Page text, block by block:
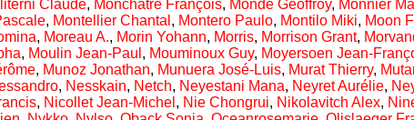
Claude, Monchâtre François, Monde Geoffroy, Monnier
, Montellier Chantal , Montero Paulo, Montilo Miki, Moon
, Moreau A., Morin Yohann, Morris, Morrison Grant,
, Moulin Jean-Paul , Mouminoux Guy, Moyersoen Jean-
, Munoz Jonathan, Munuera José-Luis, Murat Thierry,
, Nesskain, Netch, Neyestani Mana, Neyret Aurélie,
, Nicollet Jean-Michel , Nie Chongrui, Nikolavitch Alex,